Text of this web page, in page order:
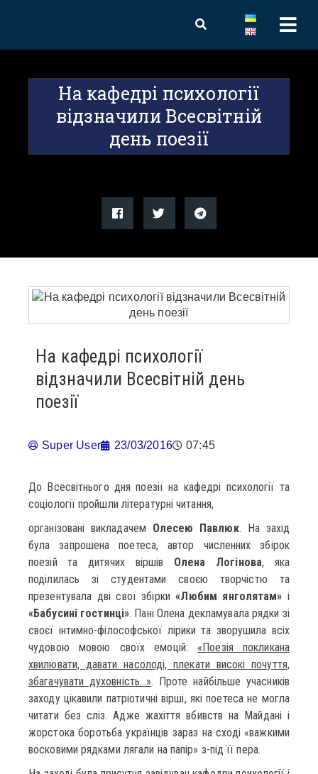
На кафедрі психології
відзначили Всесвітній
день поезії
На кафедрі психології
відзначили Всесвітній день
поезії
Super User 23/03/2016 07:45
До Всесвітнього дня поезії на кафедрі психології та
соціології пройшли літературні читання,
організовані викладачем Олесею Павлюк. На захід
була запрошена поетеса, автор численних збірок
поезій та дитячих віршів Олена Логінова, яка
поділилась зі студентами своєю творчістю та
презентувала дві свої збірки«Любим янголятам» і
«Бабусині гостинці». Пані Олена декламувала рядки зі
своєї інтимно-філософської лірики та зворушила всіх
чудовою мовою своїх емоцій: «Поезія покликана
хвилювати, давати насолоді, плекати високі почуття,
збагачувати духовність…». Проте найбільше учасників
заходу цікавили патріотичні вірші, які поетеса не могла
читати без сліз. Адже жахіття вбивств на Майдані і
жорстока боротьба українців зараз на сході «важкими
восковими рядками лягали на папір» з-під її пера.